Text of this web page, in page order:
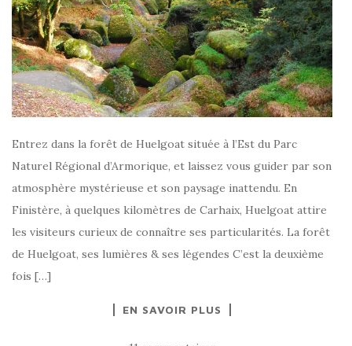
Entrez dans la forêt de Huelgoat située à l’Est du Parc
Naturel Régional d’Armorique, et laissez vous guider par son
atmosphère mystérieuse et son paysage inattendu. En
Finistère, à quelques kilomètres de Carhaix, Huelgoat attire
les visiteurs curieux de connaître ses particularités. La forêt
de Huelgoat, ses lumières & ses légendes C’est la deuxième
fois […]
EN SAVOIR PLUS